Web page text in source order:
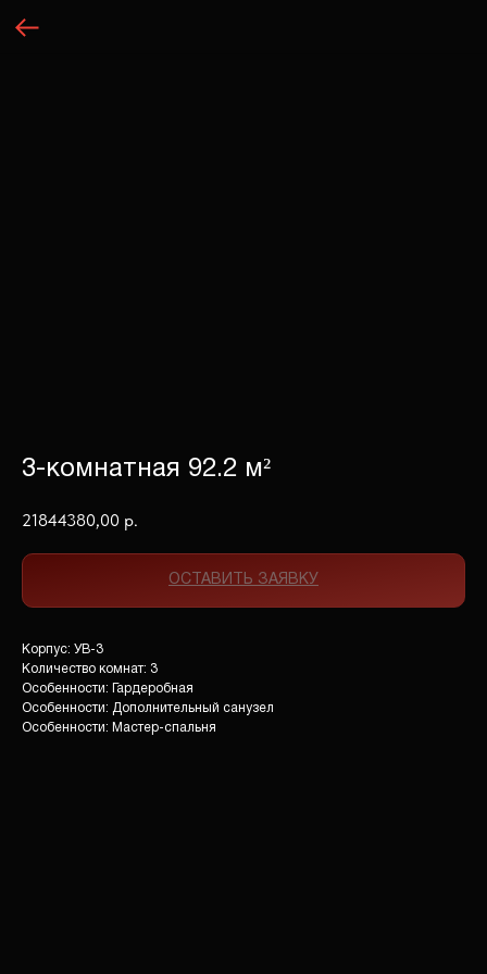
3-комнатная 92.2 м²
21844380,00 р.
ОСТАВИТЬ ЗАЯВКУ
Корпус: УВ-3
Количество комнат: 3
Особенности: Гардеробная
Особенности: Дополнительный санузел
Особенности: Мастер-спальня